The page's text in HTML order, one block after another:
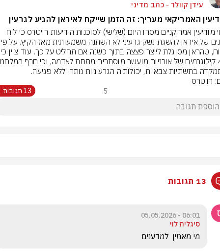
עידן קוולר - כתב מדיני
האמריקאי מעריך: זה הזמן שייקח לאיראן להגיע לגרעין
בתשתיות צבאיות, יכולותיה הגרעיניות נותרו ללא פגיעה.
רויטרס
5 13 תגובות
13 תגובות
06:01 - 05.05.2026
סיגלית לוי
מי מאמין  למדענים